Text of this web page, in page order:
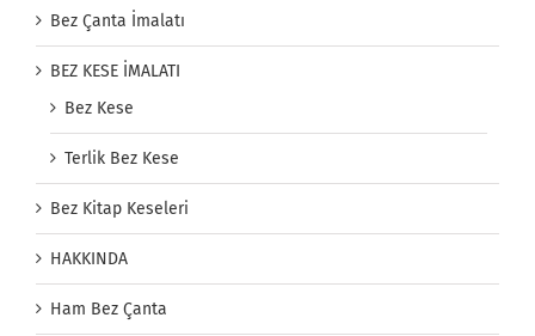
Bez Çanta İmalatı
BEZ KESE İMALATI
Bez Kese
Terlik Bez Kese
Bez Kitap Keseleri
HAKKINDA
Ham Bez Çanta